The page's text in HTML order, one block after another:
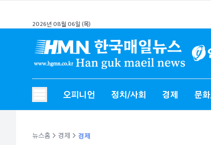
2026년 08월 06일 (목)
오피니언 정치/사회 경제 문
뉴스홈 경제 경제